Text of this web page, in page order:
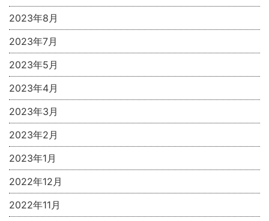
2023年8月
2023年7月
2023年5月
2023年4月
2023年3月
2023年2月
2023年1月
2022年12月
2022年11月